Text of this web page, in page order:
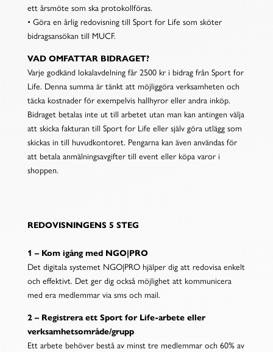
ett årsmöte som ska protokollföras.
• Göra en årlig redovisning till Sport for Life som sköter
bidragsansökan till MUCF.
VAD OMFATTAR BIDRAGET?
Varje godkänd lokalavdelning får 2500 kr i bidrag från Sport for
Life. Denna summa är tänkt att möjliggöra verksamheten och
täcka kostnader för exempelvis hallhyror eller andra inköp.
Bidraget betalas inte ut till arbetet utan man kan antingen välja
att skicka fakturan till Sport for Life eller själv göra utlägg som
skickas in till huvudkontoret. Pengarna kan även användas för
att betala anmälningsavgifter till event eller köpa varor i
shoppen.
REDOVISNINGENS 5 STEG
1 – Kom igång med NGO|PRO
Det digitala systemet NGO|PRO hjälper dig att redovisa enkelt
och effektivt. Det ger dig också möjlighet att kommunicera
med era medlemmar via sms och mail.
2 – Registrera ett Sport for Life-arbete eller
verksamhetsområde/grupp
Ett arbete behöver bestå av minst tre medlemmar och 60% av